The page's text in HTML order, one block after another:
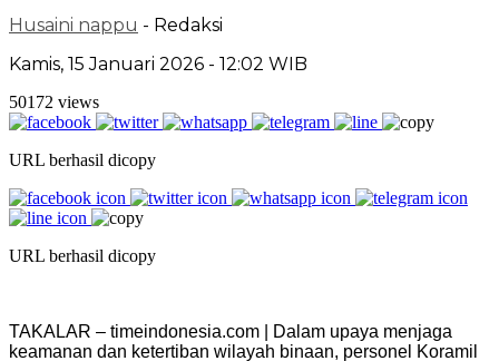
Husaini nappu - Redaksi
Kamis, 15 Januari 2026 - 12:02 WIB
50172 views
URL berhasil dicopy
URL berhasil dicopy
TAKALAR – timeindonesia.com | Dalam upaya menjaga
keamanan dan ketertiban wilayah binaan, personel Koramil